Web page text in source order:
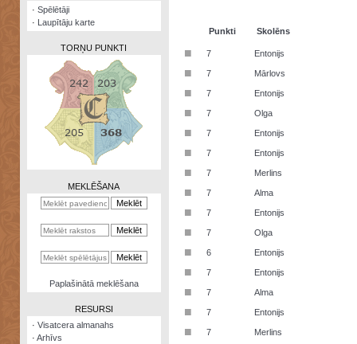
Zināšanu
kalkulators
Nomētātās
· Spēlētāji
· Laupītāju karte
TORŅU PUNKTI
MEKLĒŠANA
Paplašinātā meklēšana
RESURSI
· Visatcera almanahs
· Arhīvs
Punkti Skolēns
■ 7 Entonijs
■ 7 Mārlovs
■ 7 Entonijs
■ 7 Olga
■ 7 Entonijs
■ 7 Entonijs
■ 7 Merlins
■ 7 Alma
■ 7 Entonijs
■ 7 Olga
■ 6 Entonijs
■ 7 Entonijs
■ 7 Alma
■ 7 Entonijs
■ 7 Merlins